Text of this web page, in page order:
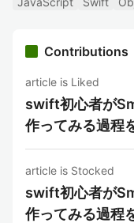
Contributions
article is Liked
swift初心者が
作ってみる過程
article is Stocked
swift初心者が
作ってみる過程